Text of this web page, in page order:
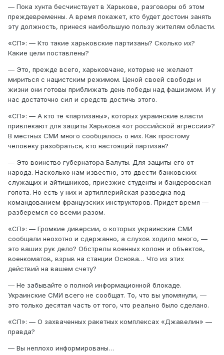
— Пока хунта бесчинствует в Харькове, разговоры об этом
преждевременны. А время покажет, кто будет достоин занять
эту должность, принеся наибольшую пользу жителям области.
«СП»: — Кто такие харьковские партизаны? Сколько их?
Какие цели поставлены?
— Это, прежде всего, харьковчане, которые не желают
мириться с нацистским режимом. Ценой своей свободы и
жизни они готовы приближать день победы над фашизмом. И у
нас достаточно сил и средств достичь этого.
«СП»: — А кто те «партизаны», которых украинские власти
привлекают для защиты Харькова «от российской агрессии»?
В местных СМИ много сообщалось о них. Как простому
человеку разобраться, кто настоящий партизан?
— Это воинство губернатора Балуты. Для защиты его от
народа. Насколько нам известно, это двести банковских
служащих и айтишников, приезжие студенты и бандеровская
гопота. Но есть у них и артиллерийская разведка под
командованием французских инструкторов. Придет время —
разберемся со всеми разом.
«СП»: — Громкие диверсии, о которых украинские СМИ
сообщали неохотно и сдержанно, а слухов ходило много, —
это ваших рук дело? Обстрелы военных колонн и объектов,
военкоматов, взрыв на станции Основа… Что из этих
действий на вашем счету?
— Не забывайте о полной информационной блокаде.
Украинские СМИ всего не сообщат. То, что вы упомянули, —
это только десятая часть от того, что реально было сделано.
«СП»: — О захваченных ракетных комплексах «Джавелин» —
правда?
— Вы неплохо информированы…